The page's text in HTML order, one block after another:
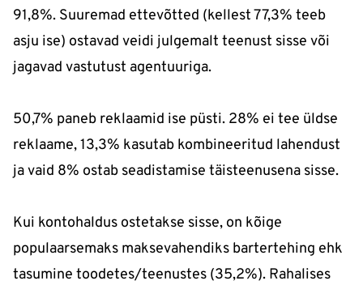
91,8%. Suuremad ettevõtted (kellest 77,3% teeb
asju ise) ostavad veidi julgemalt teenust sisse või
jagavad vastutust agentuuriga.
50,7% paneb reklaamid ise püsti. 28% ei tee üldse
reklaame, 13,3% kasutab kombineeritud lahendust
ja vaid 8% ostab seadistamise täisteenusena sisse.
Kui kontohaldus ostetakse sisse, on kõige
populaarsemaks maksevahendiks bartertehing ehk
tasumine toodetes/teenustes (35,2%). Rahalises